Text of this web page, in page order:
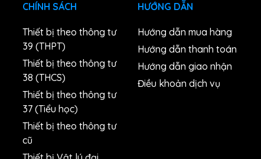
CHÍNH SÁCH
Thiết bị theo thông tư
39 (THPT)
Thiết bị theo thông tư
38 (THCS)
Thiết bị theo thông tư
37 (Tiểu học)
Thiết bị theo thông tư
cũ
HƯỚNG DẪN
Hướng dẫn mua hàng
Hướng dẫn thanh toán
Hướng dẫn giao nhận
Điều khoản dịch vụ